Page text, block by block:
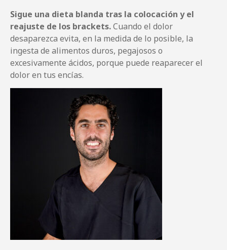
Sigue una dieta blanda tras la colocación y el
reajuste de los brackets.Cuando el dolor
desaparezca evita, en la medida de lo posible, la
ingesta de alimentos duros, pegajosos o
excesivamente ácidos, porque puede reaparecer el
dolor en tus encías.